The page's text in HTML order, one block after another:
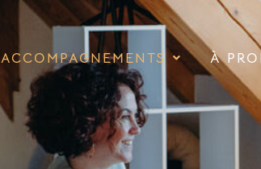
ACCOMPAGNEMENTS À